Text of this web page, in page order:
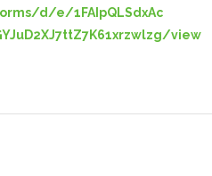
d/e/1FAIpQLSdxAc
view